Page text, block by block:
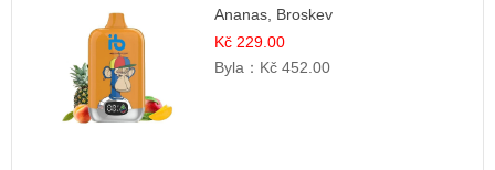
Ananas, Broskev
Kč 229.00
Byla： Kč 452.00